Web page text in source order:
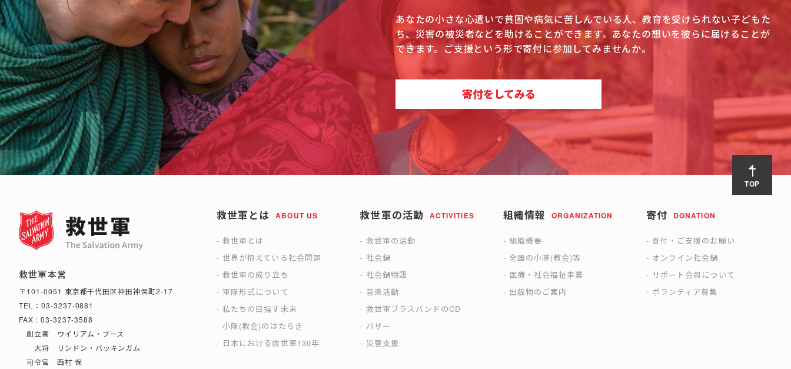
あなたの小さな心遣いで貧困や病気に苦しんでいる人、教育を受けられない子どもた
ち、災害の被災者などを助けることができます。あなたの想いを彼らに届けることが
できます。ご支援という形で寄付に参加してみませんか。
寄付をしてみる
TOP
救世軍本営
〒101-0051 東京都千代田区神田神保町2-17
TEL：03-3237-0881
FAX : 03-3237-3588
創立者 ウイリアム・ブース
大将 リンドン・バッキンガム
司令官 西村 保
救世軍とは ABOUT US
救世軍とは
世界が抱えている社会問題
救世軍の成り立ち
軍隊形式について
私たちの目指す未来
小隊(教会)のはたらき
日本における救世軍130年
救世軍の活動 ACTIVITIES
救世軍の活動
社会鍋
社会鍋物語
音楽活動
救世軍ブラスバンドのCD
バザー
災害支援
組織情報 ORGANIZATION
組織概要
全国の小隊(教会)等
医療・社会福祉事業
出版物のご案内
寄付 DONATION
寄付・ご支援のお願い
オンライン社会鍋
サポート会員について
ボランティア募集